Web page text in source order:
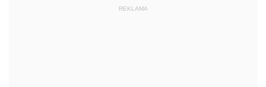
REKLAMA